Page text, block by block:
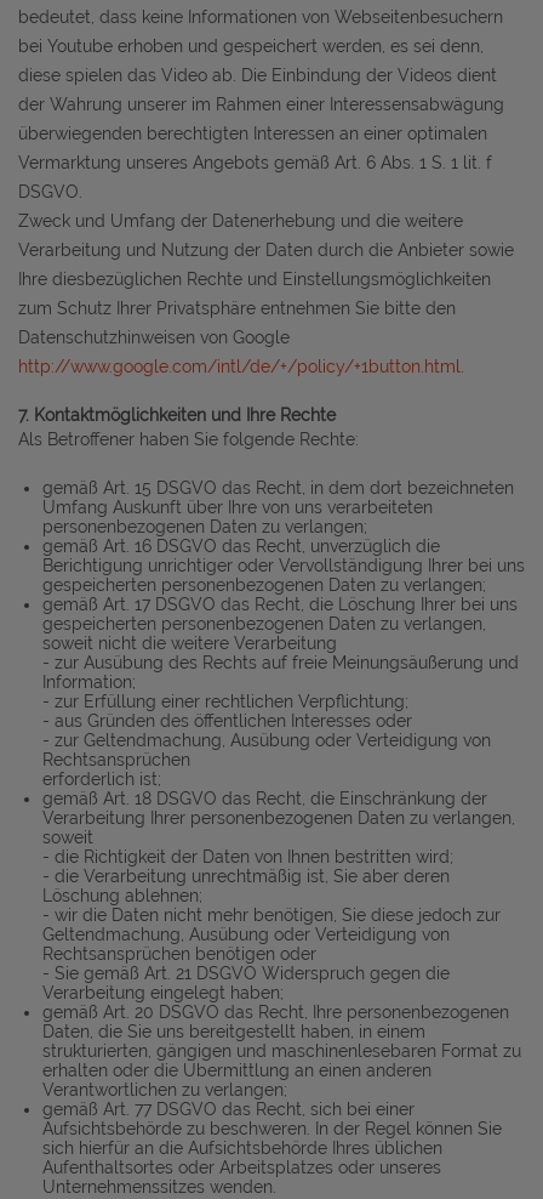
bedeutet, dass keine Informationen von Webseitenbesuchern
bei Youtube erhoben und gespeichert werden, es sei denn,
diese spielen das Video ab. Die Einbindung der Videos dient
der Wahrung unserer im Rahmen einer Interessensabwägung
überwiegenden berechtigten Interessen an einer optimalen
Vermarktung unseres Angebots gemäß Art. 6 Abs. 1 S. 1 lit. f
DSGVO.
Zweck und Umfang der Datenerhebung und die weitere
Verarbeitung und Nutzung der Daten durch die Anbieter sowie
Ihre diesbezüglichen Rechte und Einstellungsmöglichkeiten
zum Schutz Ihrer Privatsphäre entnehmen Sie bitte den
Datenschutzhinweisen von Google
http://www.google.com/intl/de/+/policy/+1button.html.
7. Kontaktmöglichkeiten und Ihre Rechte
Als Betroffener haben Sie folgende Rechte:
gemäß Art. 15 DSGVO das Recht, in dem dort bezeichneten
Umfang Auskunft über Ihre von uns verarbeiteten
personenbezogenen Daten zu verlangen;
gemäß Art. 16 DSGVO das Recht, unverzüglich die
Berichtigung unrichtiger oder Vervollständigung Ihrer bei uns
gespeicherten personenbezogenen Daten zu verlangen;
gemäß Art. 17 DSGVO das Recht, die Löschung Ihrer bei uns
gespeicherten personenbezogenen Daten zu verlangen,
soweit nicht die weitere Verarbeitung
- zur Ausübung des Rechts auf freie Meinungsäußerung und
Information;
- zur Erfüllung einer rechtlichen Verpflichtung;
- aus Gründen des öffentlichen Interesses oder
- zur Geltendmachung, Ausübung oder Verteidigung von
Rechtsansprüchen
erforderlich ist;
gemäß Art. 18 DSGVO das Recht, die Einschränkung der
Verarbeitung Ihrer personenbezogenen Daten zu verlangen,
soweit
- die Richtigkeit der Daten von Ihnen bestritten wird;
- die Verarbeitung unrechtmäßig ist, Sie aber deren
Löschung ablehnen;
- wir die Daten nicht mehr benötigen, Sie diese jedoch zur
Geltendmachung, Ausübung oder Verteidigung von
Rechtsansprüchen benötigen oder
- Sie gemäß Art. 21 DSGVO Widerspruch gegen die
Verarbeitung eingelegt haben;
gemäß Art. 20 DSGVO das Recht, Ihre personenbezogenen
Daten, die Sie uns bereitgestellt haben, in einem
strukturierten, gängigen und maschinenlesebaren Format zu
erhalten oder die Übermittlung an einen anderen
Verantwortlichen zu verlangen;
gemäß Art. 77 DSGVO das Recht, sich bei einer
Aufsichtsbehörde zu beschweren. In der Regel können Sie
sich hierfür an die Aufsichtsbehörde Ihres üblichen
Aufenthaltsortes oder Arbeitsplatzes oder unseres
Unternehmenssitzes wenden.